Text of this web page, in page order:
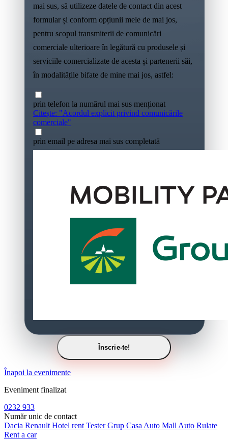
mai sus, să utilizeze datele de contact din acest
formular și conform opțiunii mele de mai jos,
pentru scopul transmiterii de comunicări
comerciale ulterioare în legătură cu produsele și
serviciile comercializate de acesta și partenerii săi,
în modalitățile bifate de mine mai jos, astfel:
prin telefon la numărul mai sus menționat
Citește: "Acordul explicit privind comunicările
comerciale"
prin email pe adresa mai sus completată
Înscrie-te!
Înapoi la evenimente
Eveniment finalizat
0232 933
Număr unic de contact
Dacia Renault Hotel rent Tester Grup Casa Auto Mall Auto Rulate
Rent a car